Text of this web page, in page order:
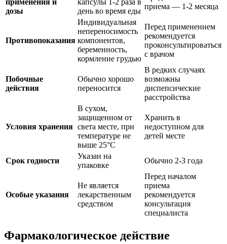
дозы
день во время еды
приема — 1-2 месяца
Противопоказания
Индивидуальная
непереносимость
компонентов,
беременность,
кормление грудью
Перед применением
рекомендуется
проконсультироваться
с врачом
Побочные
действия
Обычно хорошо
переносится
В редких случаях
возможны
диспепсические
расстройства
Условия хранения
В сухом,
защищенном от
света месте, при
температуре не
выше 25°C
Хранить в
недоступном для
детей месте
Срок годности
Указан на
упаковке
Обычно 2-3 года
Особые указания
Не является
лекарственным
средством
Перед началом
приема
рекомендуется
консультация
специалиста
Фармакологическое действие